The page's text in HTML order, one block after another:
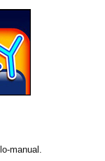
manual.